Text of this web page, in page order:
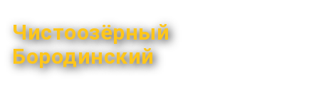
Чистоозёрный
Бородинский